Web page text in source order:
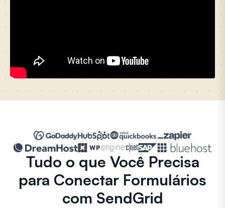
Tudo o que Você Precisa
para Conectar Formulários
com SendGrid